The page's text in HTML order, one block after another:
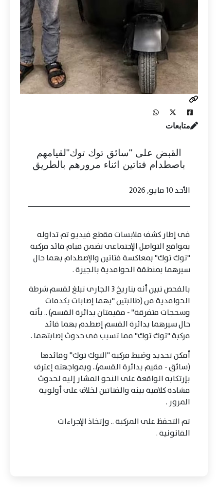
متابعات
القبض على "سائق توك توك"لقيامهم
باصطدام فتاتين اثناء مرورهم بالطريق
الأحد 10 مايو, 2026
فى إطار كشف ملابسات مقطع فيديو تم تداوله
بمواقع التواصل الإجتماعى تضمن قيام قائد مركبة
"توك توك" بمعاكسة فتاتين والإصطدام بهما حال
سيرهما بمنطقة الحوامدية بالجيزة .
بالفحص تبين أنه بتاريخ 3 الجارى تبلغ لقسم شرطة
الحوامدية من (طالبتين "بهما إصابات بكدمات
وسحجات متفرقة" - مقيمتان بدائرة القسم) .. بأنه
حال سيرهما بدائرة القسم إصطدم بهما قائد
مركبة "توك توك" مما تسبب فى حدوث إصابتهما .
أمكن تحديد وضبط مركبة "التوك توك" وقائدها
(سائق - مقيم بدائرة القسم).. وبمواجهته إعترف
بإرتكابه الواقعة على النحو المشار إليه لحدوث
مشادة كلامية بينه والفتاتين لخلاف على أولوية
المرور .
تم التحفظ على المركبة .. وإتخاذ الإجراءات
القانونية .